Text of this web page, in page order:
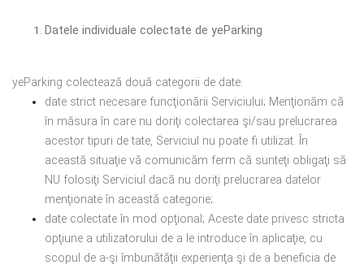
Datele individuale colectate de yeParking
yeParking colectează două categorii de date:
date strict necesare funcţionării Serviciului; Menţionăm că
în măsura în care nu doriţi colectarea şi/sau prelucrarea
acestor tipuri de tate, Serviciul nu poate fi utilizat. În
această situaţie vă comunicăm ferm că sunteţi obligaţi să
NU folosiţi Serviciul dacă nu doriţi prelucrarea datelor
menţionate în această categorie;
date colectate în mod opţional; Aceste date privesc stricta
opţiune a utilizatorului de a le introduce în aplicaţie, cu
scopul de a-şi îmbunătăţii experienţa şi de a beneficia de